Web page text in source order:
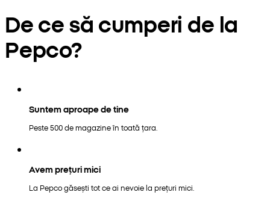
De ce să cumperi de la
Pepco?
Suntem aproape de tine
Peste 500 de magazine în toată țara.
Avem prețuri mici
La Pepco găsești tot ce ai nevoie la prețuri mici.